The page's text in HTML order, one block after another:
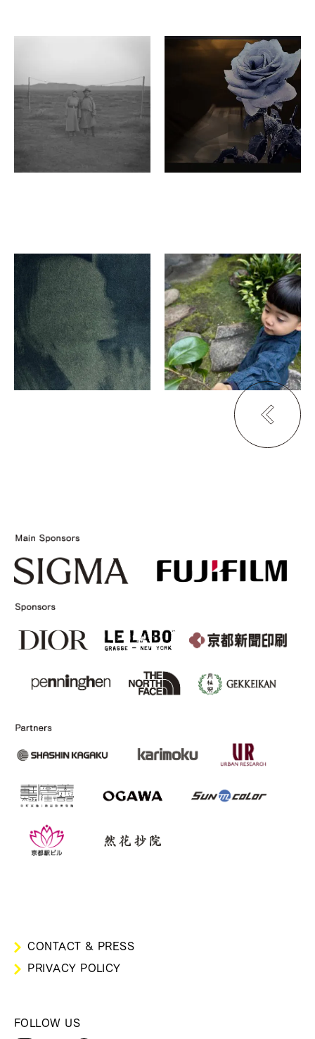
目田ロフト
小玉真由美、青野昭子
見えない層をたどる
ZINE gallery
小林正彦
Blow-up
◯間
柱本萌恵、宍戸克成 , 長井
諒平、木村りさ
蕾花 - buds
蔵ギャラリー 萌 -
moyuru-
CONTACT & PRESS
PRIVACY POLICY
FOLLOW US